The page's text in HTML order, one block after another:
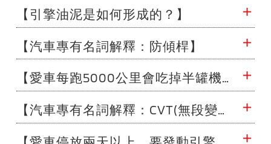
【引擎油泥是如何形成的？】
【汽車專有名詞解釋：防傾桿】
【愛車每跑5000公里會吃掉半罐機油，算不算是有吃機油的現象？】